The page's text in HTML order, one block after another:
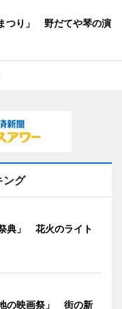
つり」 野だてや琴の演
ング
典」 花火のライト
の映画祭」 街の新